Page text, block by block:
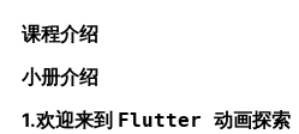
课程介绍
小册介绍
1.欢迎来到 Flutter 动画探索